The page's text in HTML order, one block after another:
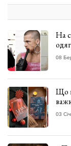
На
08
Що
03